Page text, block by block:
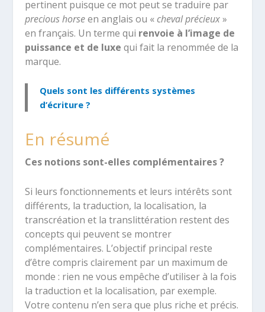
pertinent puisque ce mot peut se traduire par
precious horseen anglais ou « cheval précieux»
en français. Un terme qui renvoie à l’image de
puissance et de luxe qui fait la renommée de la
marque.
Quels sont les différents systèmes
d’écriture ?
En résumé
Ces notions sont-elles complémentaires ?
Si leurs fonctionnements et leurs intérêts sont
différents, la traduction, la localisation, la
transcréation et la translittération restent des
concepts qui peuvent se montrer
complémentaires. L’objectif principal reste
d’être compris clairement par un maximum de
monde : rien ne vous empêche d’utiliser à la fois
la traduction et la localisation, par exemple.
Votre contenu n’en sera que plus riche et précis.